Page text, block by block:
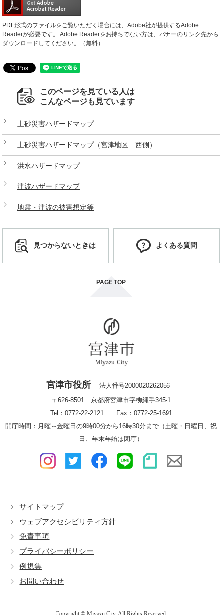
PDF形式のファイルをご覧いただく場合には、Adobe社が提供するAdobe
Readerが必要です。
Adobe Readerをお持ちでない方は、バナーのリンク先から
ダウンロードしてください。（無料）
このページを見ている人は
こんなページも見ています
土砂災害ハザードマップ
土砂災害ハザードマップ（宮津地区 西側）
洪水ハザードマップ
津波ハザードマップ
地震・津波の被害想定等
見つからないときは よくある質問
PAGE TOP
サイトマップ
ウェブアクセシビリティ方針
免責事項
プライバシーポリシー
例規集
お問い合わせ
宮津市役所
法人番号2000020262056
〒626-8501 京都府宮津市字柳縄手345-1
Tel：0772-22-2121 Fax：0772-25-1691
開庁時間：月曜～金曜日の9時00分から16時30分まで（土曜・日曜日、祝
日、年末年始は閉庁）